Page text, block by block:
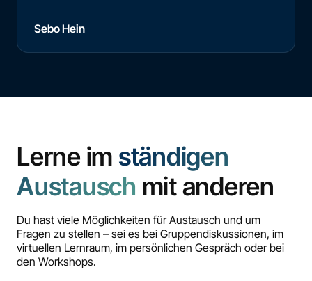
Sebo Hein
Lerne im ständigen
Austausch mit anderen
Du hast viele Möglichkeiten für Austausch und um
Fragen zu stellen – sei es bei Gruppendiskussionen, im
virtuellen Lernraum, im persönlichen Gespräch oder bei
den Workshops.